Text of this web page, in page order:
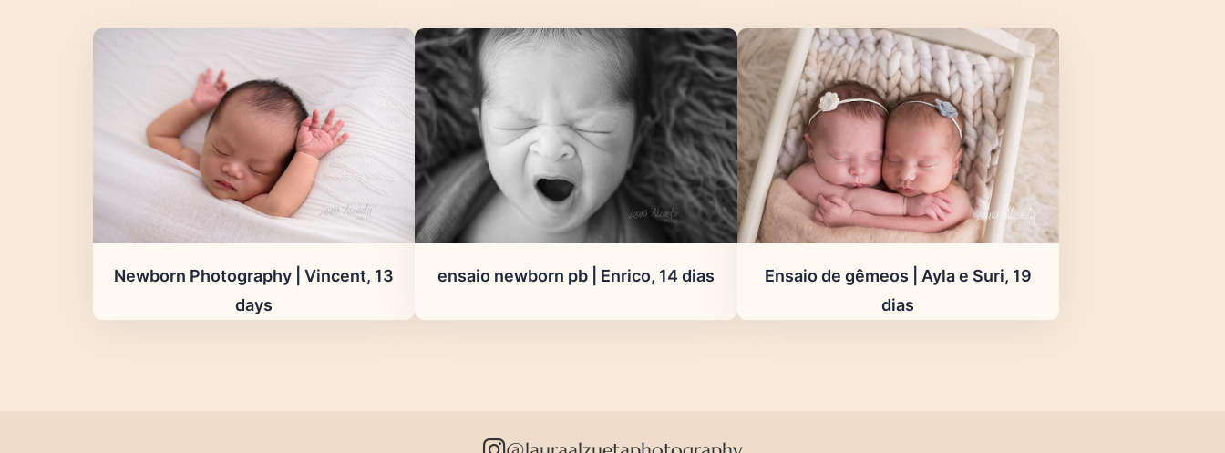
Newborn Photography | Vincent, 13
days
ensaio newborn pb | Enrico, 14 dias
Ensaio de gêmeos | Ayla e Suri, 19
dias